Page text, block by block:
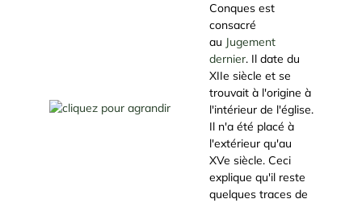
Conques est
consacré
au Jugement
dernier. Il date du
XIIe siècle et se
trouvait à l'origine à
l'intérieur de l'église.
Il n'a été placé à
l'extérieur qu'au
XVe siècle. Ceci
explique qu'il reste
quelques traces de